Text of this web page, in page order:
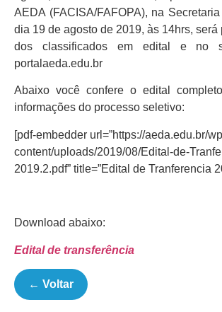
AEDA (FACISA/FAFOPA), na
dia 19 de agosto de 2019, às 14hrs,
dos classificados em edital e no
portalaeda.edu.br
Abaixo você confere o edital
informações do processo seletivo:
[pdf-embedder url=”https://aeda.edu.br/
content/uploads/2019/08/Edital-de-
2019.2.pdf” title=”Edital de Tranferencia
Download abaixo:
Edital de transferência
← Voltar